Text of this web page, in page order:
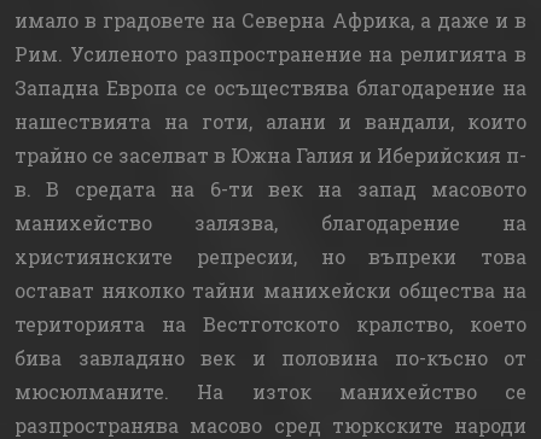
имало в градовете на Северна Африка, а даже и в
Рим. Усиленото разпространение на религията в
Западна Европа се осъществява благодарение на
нашествията на готи, алани и вандали, които
трайно се заселват в Южна Галия и Иберийския п-
в. В средата на 6-ти век на запад масовото
манихейство залязва, благодарение на
християнските репресии, но въпреки това
остават няколко тайни манихейски общества на
територията на Вестготското кралство, което
бива завладяно век и половина по-късно от
мюсюлманите. На изток манихейство се
разпространява масово сред тюркските народи